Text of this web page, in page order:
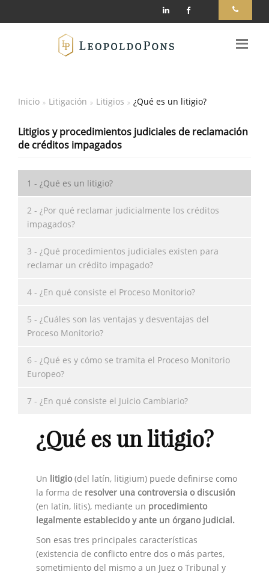
Inicio Litigación Litigios ¿Qué es un litigio?
Litigios y procedimientos judiciales de reclamación
de créditos impagados
1 - ¿Qué es un litigio?
2 - ¿Por qué reclamar judicialmente los créditos
impagados?
3 - ¿Qué procedimientos judiciales existen para
reclamar un crédito impagado?
4 - ¿En qué consiste el Proceso Monitorio?
5 - ¿Cuáles son las ventajas y desventajas del
Proceso Monitorio?
6 - ¿Qué es y cómo se tramita el Proceso Monitorio
Europeo?
7 - ¿En qué consiste el Juicio Cambiario?
¿Qué es un litigio?
Un litigio(del latín, litigium) puede definirse como
la forma de resolver una controversia o discusión
(en latín, litis), mediante un procedimiento
legalmente establecido y ante un órgano judicial.
Son esas tres principales características
(existencia de conflicto entre dos o más partes,
sometimiento del mismo a un Juez o Tribunal y